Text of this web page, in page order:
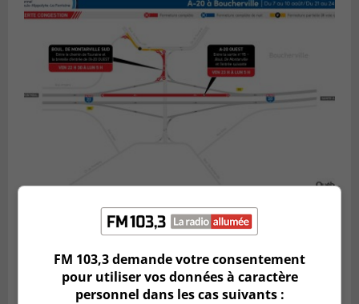
Publié le 5 août 2026 à 15h25
Le MTMD annonce des fermetures sur
FM 103,3 demande votre consentement
pour utiliser vos données à caractère
personnel dans les cas suivants :